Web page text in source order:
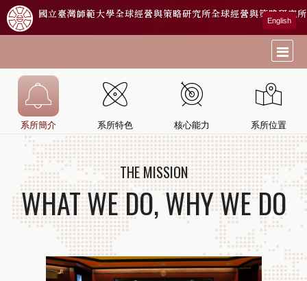
國立臺灣師範大學全球經營與策略研究所全球經營與策略研究所
English
系所簡介 系所特色 核心能力 系所位置
THE MISSION
WHAT WE DO, WHY WE DO